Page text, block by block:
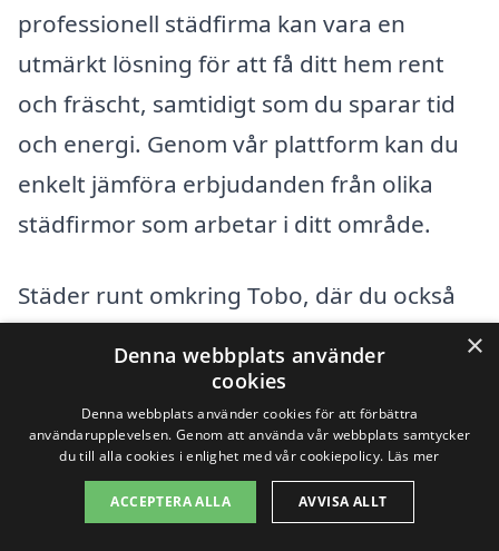
professionell städfirma kan vara en
utmärkt lösning för att få ditt hem rent
och fräscht, samtidigt som du sparar tid
och energi. Genom vår plattform kan du
enkelt jämföra erbjudanden från olika
städfirmor som arbetar i ditt område.
Städer runt omkring Tobo, där du också
Tierp
Mörbylånga
×
Denna webbplats använder
cookies
Denna webbplats använder cookies för att förbättra
användarupplevelsen. Genom att använda vår webbplats samtycker
du till alla cookies i enlighet med vår cookiepolicy. Läs mer
ACCEPTERA ALLA AVVISA ALLT